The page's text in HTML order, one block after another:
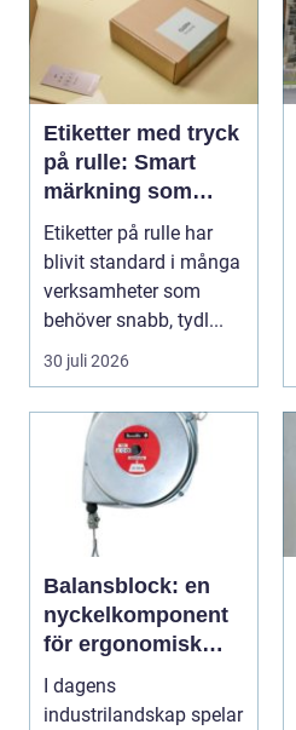
Etiketter med tryck
på rulle: Smart
märkning som
stärker både flöde
och varumärke
Etiketter på rulle har
blivit standard i många
verksamheter som
behöver snabb, tydl...
30 juli 2026
Balansblock: en
nyckelkomponent
för ergonomisk
effektivitet
I dagens
industrilandskap spelar